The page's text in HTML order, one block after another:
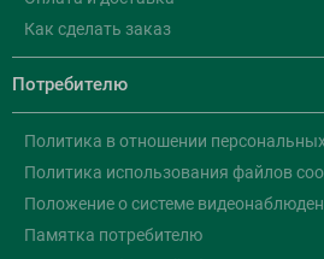
Как сделать заказ
Потребителю
Политика в отношении
Политика использования файлов
Положение о системе
Памятка потребителю